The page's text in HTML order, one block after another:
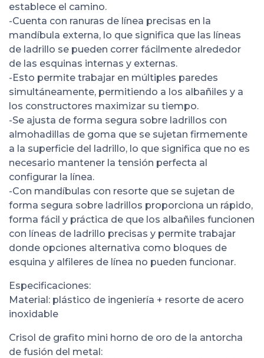
establece el camino.
-Cuenta con ranuras de línea precisas en la
mandíbula externa, lo que significa que las líneas
de ladrillo se pueden correr fácilmente alrededor
de las esquinas internas y externas.
-Esto permite trabajar en múltiples paredes
simultáneamente, permitiendo a los albañiles y a
los constructores maximizar su tiempo.
-Se ajusta de forma segura sobre ladrillos con
almohadillas de goma que se sujetan firmemente
a la superficie del ladrillo, lo que significa que no es
necesario mantener la tensión perfecta al
configurar la línea.
-Con mandíbulas con resorte que se sujetan de
forma segura sobre ladrillos proporciona un rápido,
forma fácil y práctica de que los albañiles funcionen
con líneas de ladrillo precisas y permite trabajar
donde opciones alternativa como bloques de
esquina y alfileres de línea no pueden funcionar.
Especificaciones:
Material: plástico de ingeniería + resorte de acero
inoxidable
Crisol de grafito mini horno de oro de la antorcha
de fusión del metal: